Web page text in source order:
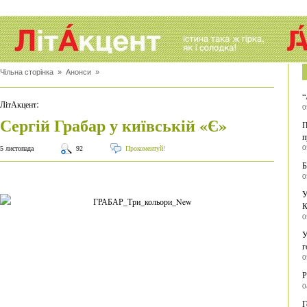
Чільна сторінка » Анонси »
ЛітАкцент:
Сергій Грабар у київській «Є»
5 листопада 92 Прокоментуй!